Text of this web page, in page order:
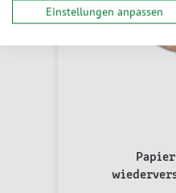
Einstellungen anpassen